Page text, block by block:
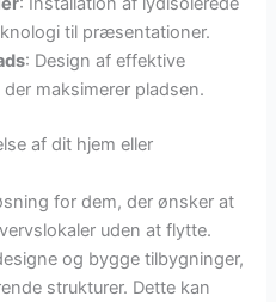
til præsentationer.
: Design af effektive
maksimerer pladsen.
af dit hjem eller
for dem, der ønsker at
uden at flytte.
og bygge tilbygninger,
strukturer. Dette kan